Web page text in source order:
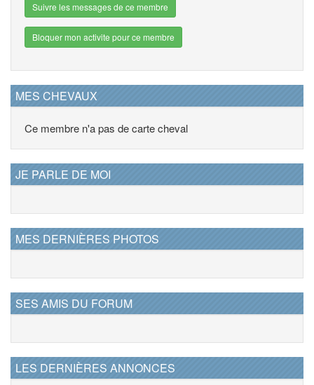
Suivre les messages de ce membre
Bloquer mon activite pour ce membre
MES CHEVAUX
Ce membre n'a pas de carte cheval
JE PARLE DE MOI
MES DERNIÈRES PHOTOS
SES AMIS DU FORUM
LES DERNIÈRES ANNONCES